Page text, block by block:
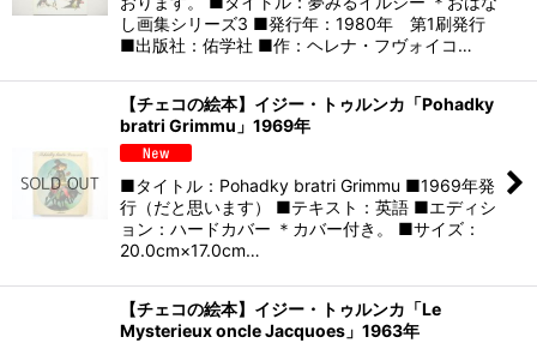
し画集シリーズ3 ■発行年：1980年 第1刷発行
■出版社：佑学社 ■作：ヘレナ・フヴォイコ…
【チェコの絵本】イジー・トゥルンカ「Pohadky
bratri Grimmu」1969年
■タイトル：Pohadky bratri Grimmu ■1969年発
行（だと思います） ■テキスト：英語 ■エディシ
ョン：ハードカバー ＊カバー付き。 ■サイズ：
20.0cm×17.0cm…
【チェコの絵本】イジー・トゥルンカ「Le
Mysterieux oncle Jacquoes」1963年